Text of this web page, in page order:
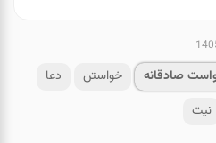
صادقانه خواستن
دعا
نیت